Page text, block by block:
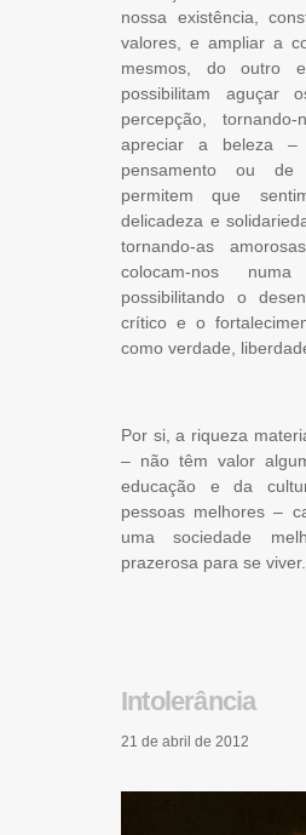
nossa existência,
valores, e ampliar a
mesmos, do outro
possibilitam aguçar
percepção,
apreciar a beleza
pensamento ou de
permitem que
delicadeza e
tornando-as
colocam-nos numa
possibilitando o
crítico e o
como verdade,
Por si, a riqueza
– não têm valor
educação e da
pessoas melhores –
uma sociedade
prazerosa para se viver.
Intolerância
21 de abril de 2012